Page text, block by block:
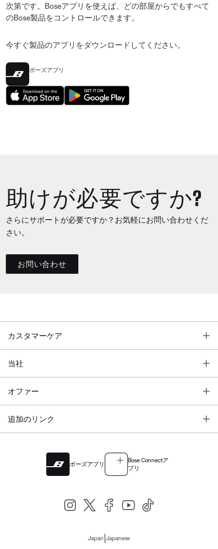
次第です。Boseアプリを使えば、どの部屋からでもすべて
のBose製品をコントロールできます。
今すぐ製品のアプリをダウンロードしてください。
ボーズアプリ
助けが必要ですか?
さらにサポートが必要ですか？お気軽にお問い合わせくだ
さい。
お問い合わせ
カスタマーケア
当社
オファー
追加のリンク
ボーズアプリ
Bose Connectア
プリ
Japan Japanese